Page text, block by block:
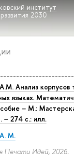
институт
2030
Анализ корпусов
языках.
– М.:
– 274 с.: илл.
М.
Печати Идей, 2026.